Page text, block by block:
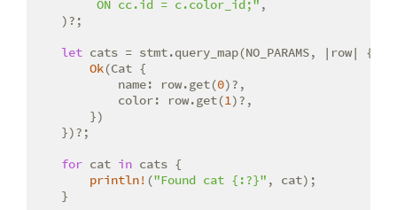
         ON cc.id = c.color_id;"
,
    )?;
let cats = stmt.query_map(NO_PARAMS, |row| {
Ok(Cat {
            name: row.get(
0)?,
            color: row.get(
1)?,
        })
    })?;
for cat in cats {
println! ("Found cat {:?}" , cat);
    }